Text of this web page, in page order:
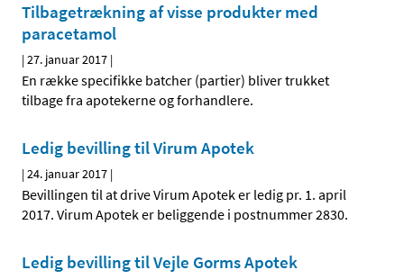
Tilbagetrækning af visse produkter med
paracetamol
|27. januar 2017 |
En række specifikke batcher (partier) bliver trukket
tilbage fra apotekerne og forhandlere.
Ledig bevilling til Virum Apotek
|24. januar 2017 |
Bevillingen til at drive Virum Apotek er ledig pr. 1. april
2017. Virum Apotek er beliggende i postnummer 2830.
Ledig bevilling til Vejle Gorms Apotek